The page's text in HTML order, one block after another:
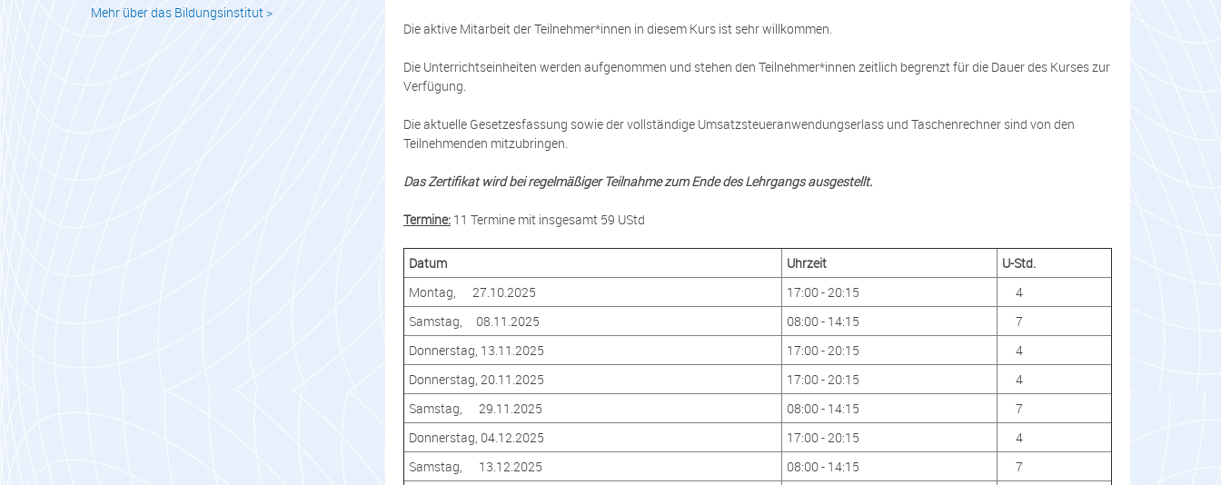
Die aktive Mitarbeit der Teilnehmer*innen in diesem Kurs ist sehr willkommen.
Die Unterrichtseinheiten werden aufgenommen und stehen den Teilnehmer*innen zeitlich begrenzt für die Dauer des Kurses zur
Verfügung.
Die aktuelle Gesetzesfassung sowie der vollständige Umsatzsteueranwendungserlass und Taschenrechner sind von den
Teilnehmenden mitzubringen.
Das Zertifikat wird bei regelmäßiger Teilnahme zum Ende des Lehrgangs ausgestellt.
Termine: 11 Termine mit insgesamt 59 UStd
Datum Uhrzeit
U-Std.
Montag, 27.10.2025
17:00 - 20:15
4
Samstag, 08.11.2025
08:00 - 14:15
7
Donnerstag, 13.11.2025
17:00 - 20:15
4
Donnerstag, 20.11.2025
17:00 - 20:15
4
Samstag, 29.11.2025
08:00 - 14:15
7
Donnerstag, 04.12.2025
17:00 - 20:15
4
Samstag, 13.12.2025
08:00 - 14:15
7
Mehr über das Bildungsinstitut >